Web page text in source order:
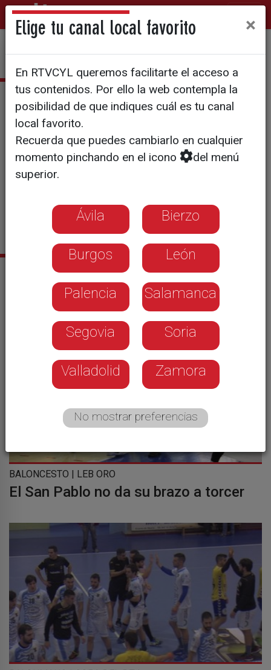
Fran Asensio
la UEMC
francisco.asensio@rtvcyl.es
Sus últimas noticias
BALONCESTO | LEB ORO
El San Pablo no da su brazo a torcer
Elige tu canal local favorito ×
En RTVCYL queremos facilitarte el acceso a
tus contenidos. Por ello la web contempla la
posibilidad de que indiques cuál es tu canal
local favorito.
Recuerda que puedes cambiarlo en cualquier
momento pinchando en el icono
del menú
superior.
Ávila Bierzo
Burgos León
Palencia Salamanca
Segovia Soria
Valladolid Zamora
No mostrar preferencias